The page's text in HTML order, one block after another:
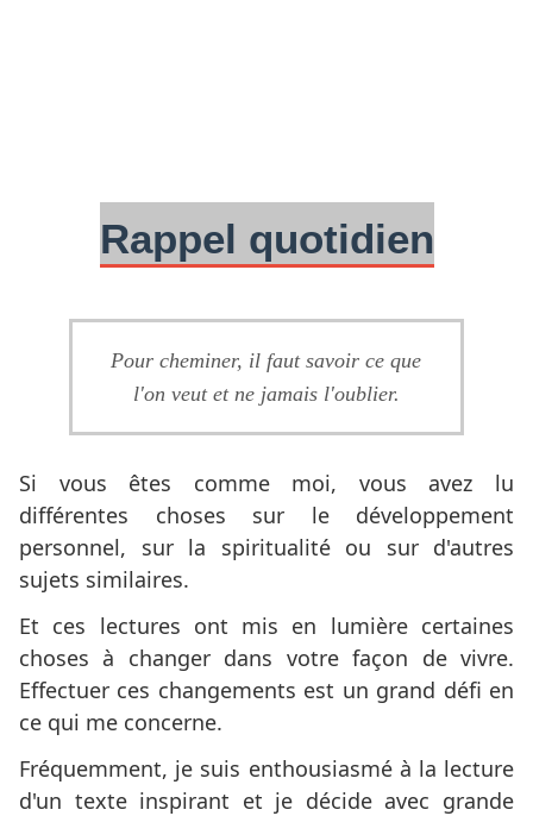
Rappel quotidien
Pour cheminer, il faut savoir ce que
l'on veut et ne jamais l'oublier.
Si vous êtes comme moi, vous avez lu
différentes choses sur le développement
personnel, sur la spiritualité ou sur d'autres
sujets similaires.
Et ces lectures ont mis en lumière certaines
choses à changer dans votre façon de vivre.
Effectuer ces changements est un grand défi en
ce qui me concerne.
Fréquemment, je suis enthousiasmé à la lecture
d'un texte inspirant et je décide avec grande